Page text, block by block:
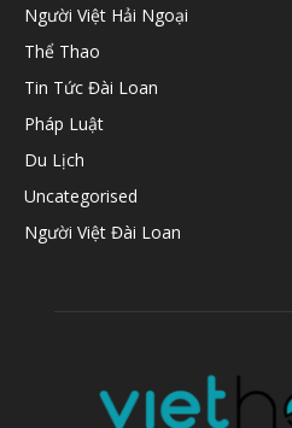
Người Việt Hải Ngoại
Thể Thao
Tin Tức Đài Loan
Pháp Luật
Du Lịch
Uncategorised
Người Việt Đài Loan